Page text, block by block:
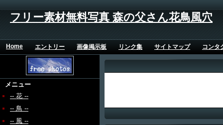
フリー素材無料写真 森の父さん花鳥風穴
Home エントリー 画像掲示板 リンク集 サイトマップ コンタ
メニュー
-- 花 --
-- 鳥 --
-- 風 --